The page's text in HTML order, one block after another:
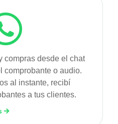
compras desde el chat
comprobante o audio.
al instante, recibí
a tus clientes.